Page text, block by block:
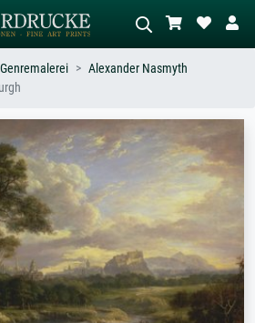
Welle
Beschreiben Sie die Szene – z.B. Grüne
Wiese, Abstrakt mit viel Rot, Dunkles
Ölgemälde, Stehender Akt neben einem
Baum.
Genremalerei
Alexander Nasmyth